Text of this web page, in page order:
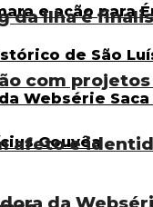
da Ilha é
com
afeto e